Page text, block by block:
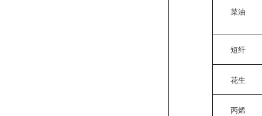
菜油
短纤
花生
丙烯